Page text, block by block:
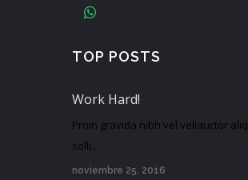
TOP POSTS
Work Hard!
Proin gravida nibh vel veliauctor
solli...
noviembre 25, 2016